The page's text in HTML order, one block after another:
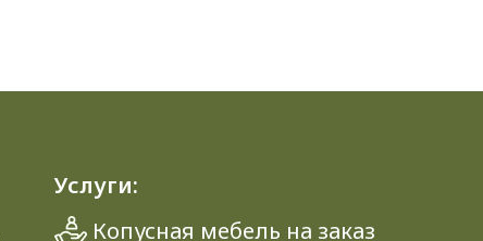
Услуги:
Копусная мебель на заказ